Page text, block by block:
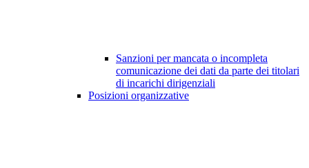
Sanzioni per mancata o incompleta
comunicazione dei dati da parte dei titolari
di incarichi dirigenziali
Posizioni organizzative